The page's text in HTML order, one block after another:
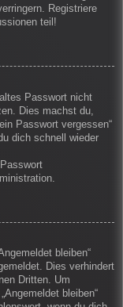
Registriere
teil!
Passwort nicht
Dies machst du,
Passwort vergessen“
dich schnell wieder
bleiben“
Dies verhindert
Dritten. Um
bleiben“